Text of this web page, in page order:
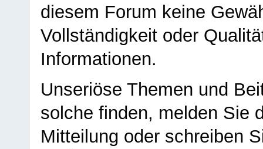
diesem Forum keine
Vollständigkeit oder
Informationen.
Unseriöse Themen und
solche finden, melden Sie
Mitteilung oder schreiben